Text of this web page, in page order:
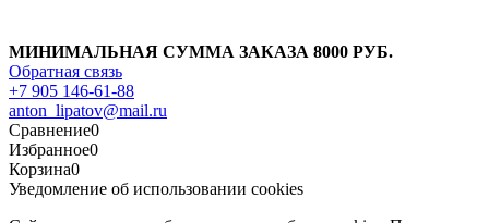
МИНИМАЛЬНАЯ СУММА ЗАКАЗА 8000 РУБ.
Обратная связь
+7 905 146-61-88
anton_lipatov@mail.ru
Сравнение0
Избранное0
Корзина0
Уведомление об использовании cookies